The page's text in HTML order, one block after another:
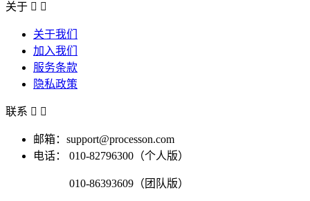
关于  
关于我们
加入我们
服务条款
隐私政策
联系  
邮箱：support@processon.com
电话：
010-82796300（个人版）
010-86393609（团队版）